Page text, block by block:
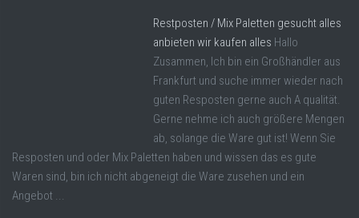
Restposten / Mix Paletten gesucht alles
anbieten wir kaufen alles Hallo
Zusammen, Ich bin ein Großhändler aus
Frankfurt und suche immer wieder nach
guten Resposten gerne auch A qualität.
Gerne nehme ich auch größere Mengen
ab, solange die Ware gut ist! Wenn Sie
Resposten und oder Mix Paletten haben und wissen das es gute
Waren sind, bin ich nicht abgeneigt die Ware zusehen und ein
Angebot ...